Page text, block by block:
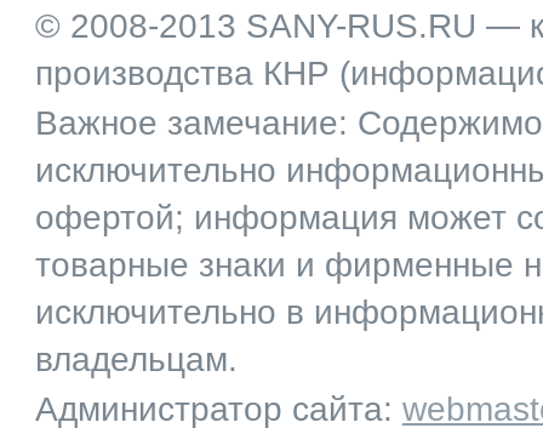
© 2008-2013 SANY-RUS.RU —
производства КНР
Важное замечание:
исключительно
офертой; информация может
товарные знаки и фирменные
исключительно в
владельцам.
Администратор сайта: